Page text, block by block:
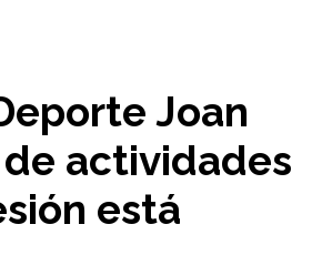
Joan
actividades
está